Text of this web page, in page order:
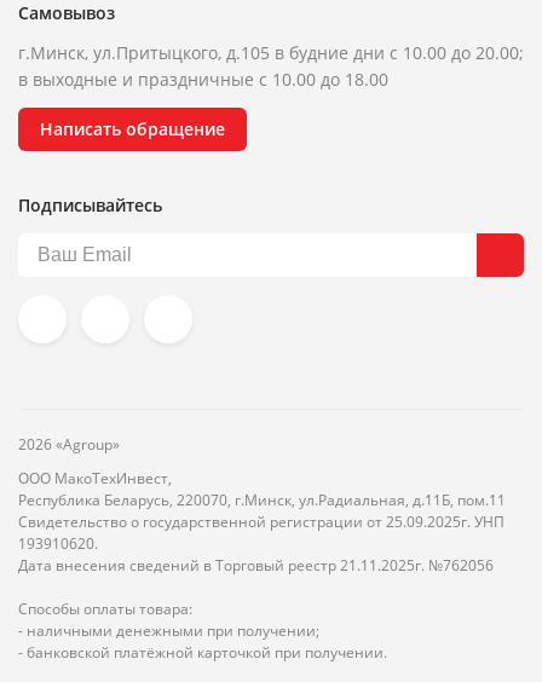
Самовывоз
г.Минск, ул.Притыцкого, д.105 в будние дни с 10.00 до 20.00;
в выходные и праздничные с 10.00 до 18.00
Написать обращение
Подписывайтесь
2026 «Agroup»
ООО МакоТехИнвест,
Республика Беларусь, 220070, г.Минск, ул.Радиальная, д.11Б, пом.11
Свидетельство о государственной регистрации от 25.09.2025г. УНП
193910620.
Дата внесения сведений в Торговый реестр 21.11.2025г. №762056
Способы оплаты товара:
- наличными денежными при получении;
- банковской платёжной карточкой при получении.